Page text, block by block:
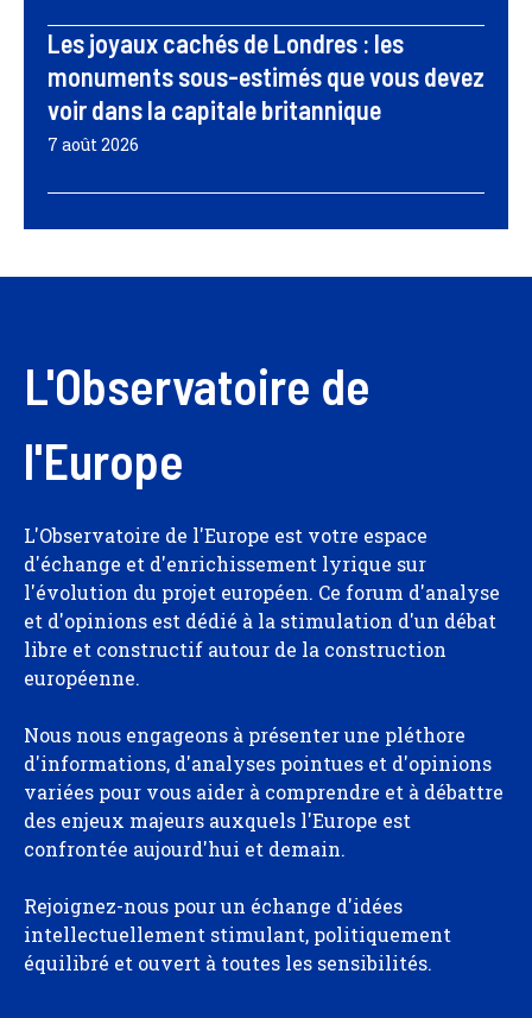
Les joyaux cachés de Londres : les
monuments sous-estimés que vous devez
voir dans la capitale britannique
7 août 2026
L'Observatoire de
l'Europe
L'Observatoire de l'Europe est votre espace
d'échange et d'enrichissement lyrique sur
l'évolution du projet européen. Ce forum d'analyse
et d'opinions est dédié à la stimulation d'un débat
libre et constructif autour de la construction
européenne.
Nous nous engageons à présenter une pléthore
d'informations, d'analyses pointues et d'opinions
variées pour vous aider à comprendre et à débattre
des enjeux majeurs auxquels l'Europe est
confrontée aujourd'hui et demain.
Rejoignez-nous pour un échange d'idées
intellectuellement stimulant, politiquement
équilibré et ouvert à toutes les sensibilités.